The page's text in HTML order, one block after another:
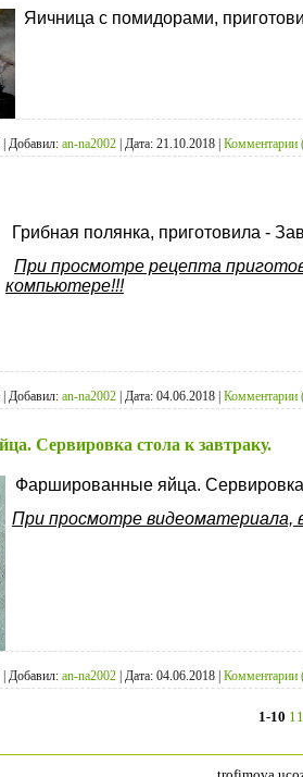
Яичница с помидорами,
| Добавил: an-na2002 | Дата: 21.10.2018 | Комментарии
Грибная полянка, приготовила -
При просмотре рецепта
компьютере!!!
| Добавил: an-na2002 | Дата: 04.06.2018 | Комментарии
Сервировка стола к завтраку.
Фаршированные яйца. Сервировка
При просмотре видеоматериала,
| Добавил: an-na2002 | Дата: 04.06.2018 | Комментарии
1-10